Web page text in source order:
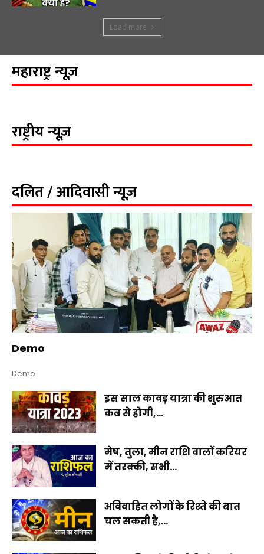
Load more
महाराष्ट्र न्यूज़
राष्ट्रीय न्यूज़
दलित / आदिवासी न्यूज़
Demo
Demo
इस साल कावड़ यात्रा की शुरुआत
कब से होगी,...
मेष, तुला, मीन राशि वालों करियर
में तरक्की, सभी...
अविवाहित लोगों के रिश्ते की बात
चल सकती है,...